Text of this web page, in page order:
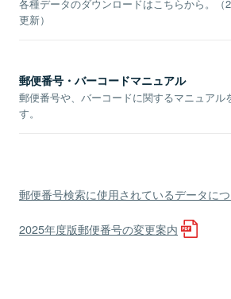
各種データのダウンロードはこちらから。（
更新）
郵便番号・バーコードマニュアル
郵便番号や、バーコードに関するマニュアル
す。
郵便番号検索に使用されているデータに
2025年度版郵便番号の変更案内